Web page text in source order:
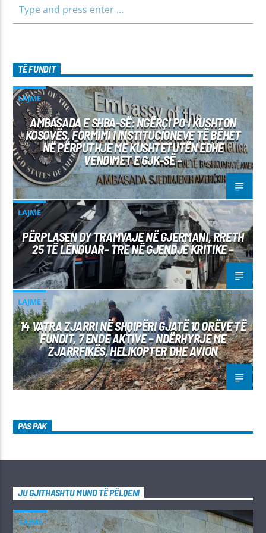
TË FUNDIT
LAJME
AMBASADA E SHBA-SË: NGËRÇI PO I KUSHTON
KOSOVËS, FORMIMI I INSTITUCIONEVE TË BËHET
NË PËRPUTHJE ME KUSHTETUTËN EDHE
VENDIMET E GJK-SË –
LAJME
PËRPLASEN DY TRAMVAJE NË GJERMANI, RRETH
25 TË LËNDUAR– TRE NË GJENDJE KRITIKE –
LAJME
14 VATRA ZJARRI NË SHQIPËRI GJATË 10 ORËVE TË
FUNDIT, 7 ENDE AKTIVE – NDËRHYRJE ME
ZJARRFIKËS, HELIKOPTER DHE AVION
PAS PAK
JU GJITHASHTU MUND TË PËLQENI
LAJME